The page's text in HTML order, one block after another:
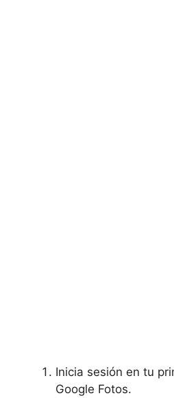
Inicia sesión en tu
Google‌ Fotos.